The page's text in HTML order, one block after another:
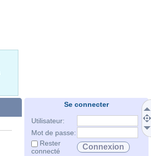
Se connecter
Utilisateur:
Mot de passe:
Rester
connecté